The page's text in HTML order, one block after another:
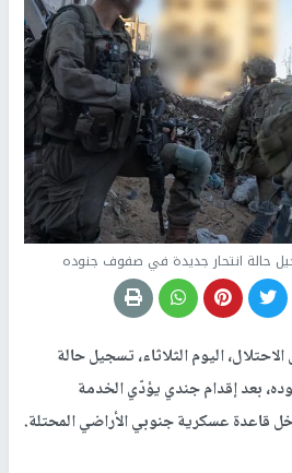
حالة انتحار جديدة في صفوف جنوده
اليوم الثلاثاء، تسجيل حالة
بعد إقدام جندي يؤدّي الخدمة
قاعدة عسكرية جنوبي الأراضي المحتلة.